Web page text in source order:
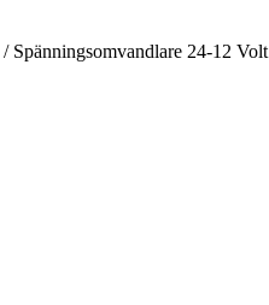
/ Spänningsomvandlare 24-12 Volt